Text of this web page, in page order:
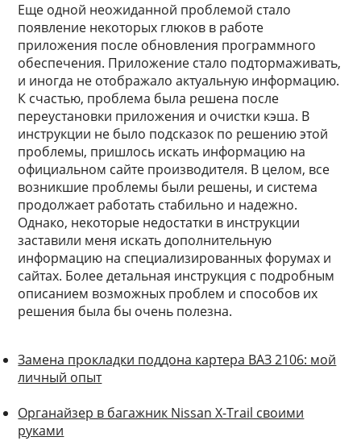
Еще одной неожиданной проблемой стало
появление некоторых глюков в работе
приложения после обновления программного
обеспечения. Приложение стало подтормаживать,
и иногда не отображало актуальную информацию.
К счастью, проблема была решена после
переустановки приложения и очистки кэша. В
инструкции не было подсказок по решению этой
проблемы, пришлось искать информацию на
официальном сайте производителя. В целом, все
возникшие проблемы были решены, и система
продолжает работать стабильно и надежно.
Однако, некоторые недостатки в инструкции
заставили меня искать дополнительную
информацию на специализированных форумах и
сайтах. Более детальная инструкция с подробным
описанием возможных проблем и способов их
решения была бы очень полезна.
Замена прокладки поддона картера ВАЗ 2106: мой
личный опыт
Органайзер в багажник Nissan X-Trail своими
руками